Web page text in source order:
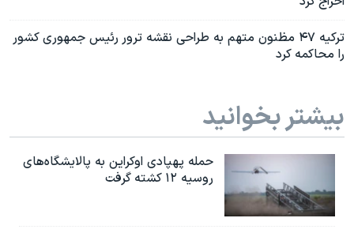
ترکیه ۴۷ مظنون متهم به طراحی نقشه ترور رئیس جمهوری کشور
را محاکمه کرد
بیشتر بخوانید
حمله پهپادی اوکراین به پالایشگاه‌های
روسیه ۱۲ کشته گرفت